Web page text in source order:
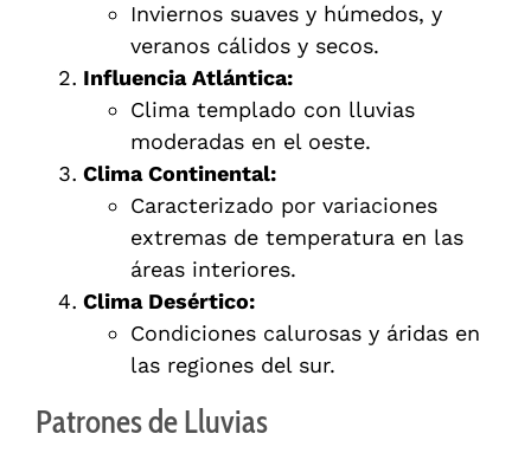
Inviernos suaves y húmedos, y
veranos cálidos y secos.
Influencia Atlántica:
Clima templado con lluvias
moderadas en el oeste.
Clima Continental:
Caracterizado por variaciones
extremas de temperatura en las
áreas interiores.
Clima Desértico:
Condiciones calurosas y áridas en
las regiones del sur.
Patrones de Lluvias